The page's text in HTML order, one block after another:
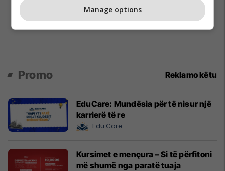
Promo Reklamo këtu
EduCare: Mundësia për të nisur një
karrierë të re
Edu Care
Kursimet e mençura – Si të përfitoni
më shumë nga paratë tuaja
Manage options